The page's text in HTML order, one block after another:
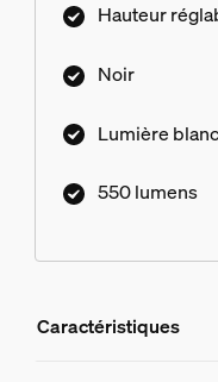
Hauteur
Noir
Lumière
550 lumens
Caractéristiques